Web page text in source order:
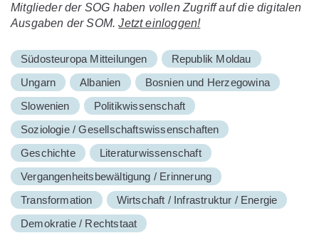
Mitglieder der SOG haben vollen Zugriff auf die digitalen
Ausgaben der SOM.Jetzt einloggen!
Südosteuropa Mitteilungen
Republik Moldau
Ungarn
Albanien
Bosnien und Herzegowina
Slowenien
Politikwissenschaft
Soziologie / Gesellschaftswissenschaften
Geschichte
Literaturwissenschaft
Vergangenheitsbewältigung / Erinnerung
Transformation
Wirtschaft / Infrastruktur / Energie
Demokratie / Rechtstaat